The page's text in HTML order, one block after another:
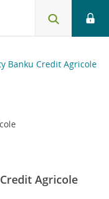
Banku Credit Agricole
Agricole